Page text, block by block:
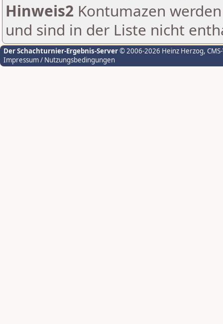
Hinweis2 Kontumazen
und sind in der Liste nicht
Der Schachturnier-Ergebnis-Server© 2006-2026 Heinz Herzog,
Impressum / Nutzungsbedingungen